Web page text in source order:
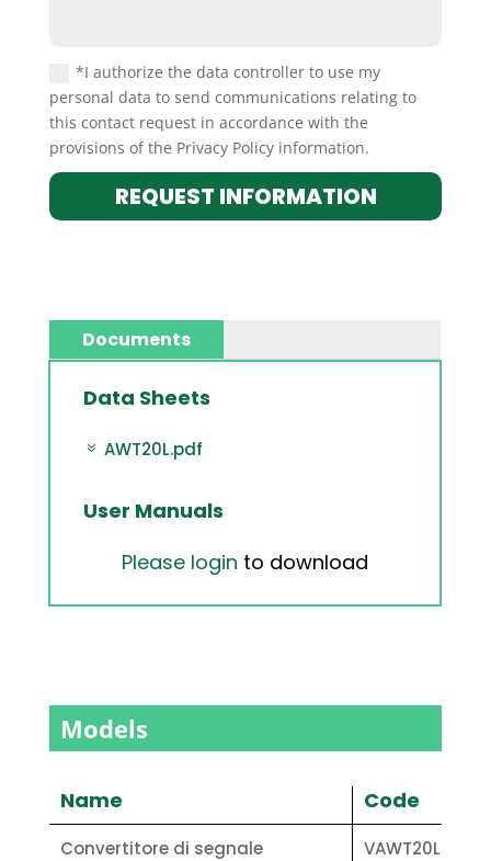
*I authorize the data controller to use my
personal data to send communications relating to
this contact request in accordance with the
provisions of the Privacy Policy information.
REQUEST INFORMATION
Documents
Data Sheets
AWT20L.pdf
User Manuals
Please login to download
Models
Name Code
Convertitore di segnale VAWT20L